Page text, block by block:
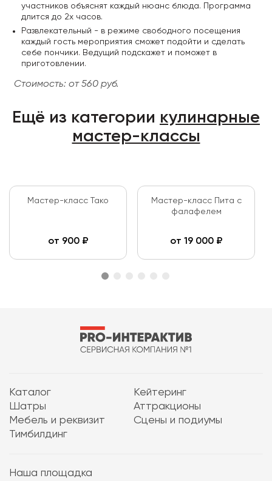
участников объяснят каждый нюанс блюда. Программа
длится до 2х часов.
Развлекательный - в режиме свободного посещения
каждый гость мероприятия сможет подойти и сделать
себе пончики. Ведущий подскажет и поможет в
приготовлении.
Стоимость: от 560 руб.
Ещё из категории кулинарные
мастер-классы
Мастер-класс Тако
от 900₽
Мастер-класс Пита с
фалафелем
от 19 000₽
Каталог
Кейтеринг
Шатры
Аттракционы
Мебель и реквизит
Сцены и подиумы
Тимбилдинг
Наша площадка